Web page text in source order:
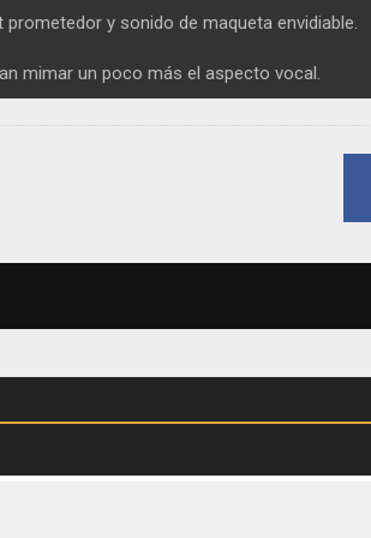
prometedor y sonido de maqueta envidiable.
mimar un poco más el aspecto vocal.